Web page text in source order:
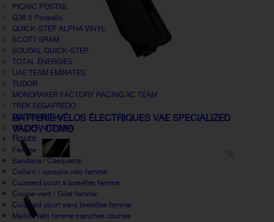
PICNIC POSTNL
Q36.5 Pinarello
QUICK-STEP ALPHA VINYL
SCOTT SRAM
SOUDAL QUICK-STEP
TOTAL ÉNERGIES
UAE TEAM EMIRATES
TUDOR
MONDRAKER FACTORY RACING XC TEAM
TREK SEGAFREDO
UCI World Tour
WILLIER VITTORIA
Route
Femme
Bandana / Casquette
Collant / corsaire velo femme
Cuissard court à bretelles femme
Coupe-vent / Gilet femme
Cuissard court sans bretelles femme
Maillot vélo femme manches courtes
BATTERIE VÉLOS ÉLECTRIQUES VAE SPECIALIZED
VADO / COMO